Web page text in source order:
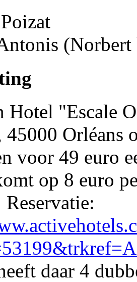
(Norbert
Hotel "Escale
45000 Orléans
voor 49 euro
op 8 euro
daar 4